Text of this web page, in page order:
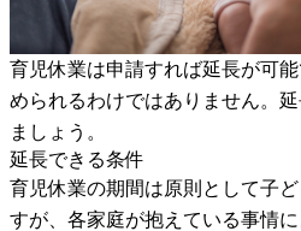
育児休業は申請すれば延長が可
められるわけではありません。
ましょう。
延長できる条件
育児休業の期間は原則として子
すが、各家庭が抱えている事情